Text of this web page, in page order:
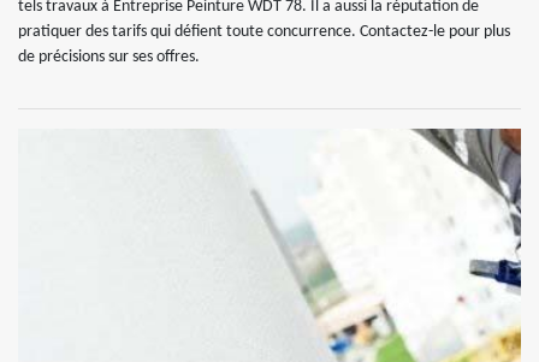
tels travaux à Entreprise Peinture WDT 78. Il a aussi la réputation de
pratiquer des tarifs qui défient toute concurrence. Contactez-le pour plus
de précisions sur ses offres.